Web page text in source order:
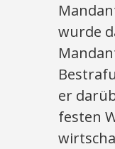
wurde
er
festen